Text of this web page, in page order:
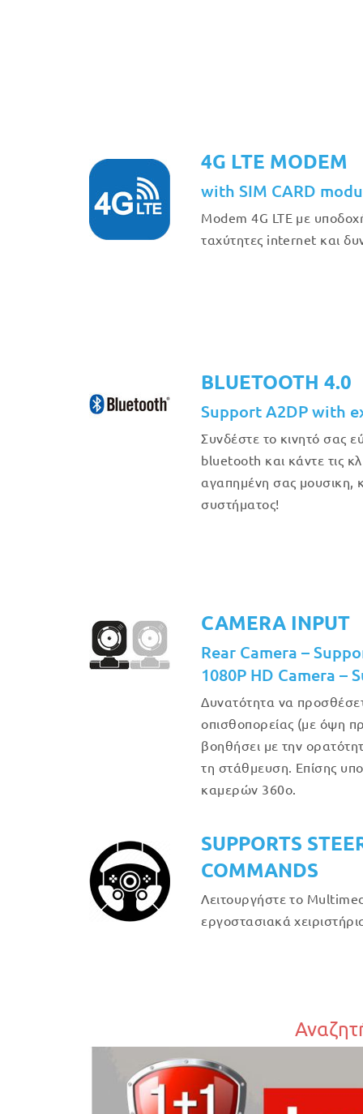
4G LTE MODEM
with SIM CARD
Modem 4G LTE με
ταχύτητες internet και
BLUETOOTH 4.0
Support A2DP with
Συνδέστε το κινητό σας
bluetooth και κάντε τις
αγαπημένη σας
συστήματος!
CAMERA INPUT
Rear Camera –
1080P HD Camera –
Δυνατότητα να
οπισθοπορείας (με όψη
βοηθήσει με την
τη στάθμευση. Επίσης
καμερών 360ο.
SUPPORTS
COMMANDS
Λειτουργήστε το
εργοστασιακά